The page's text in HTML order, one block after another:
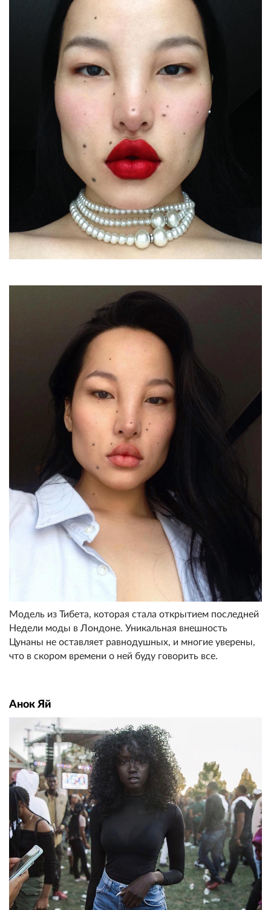
Модель из Тибета, которая стала открытием последней
Недели моды в Лондоне. Уникальная внешность
Цунаны не оставляет равнодушных, и многие уверены,
что в скором времени о ней буду говорить все.
Анок Яй